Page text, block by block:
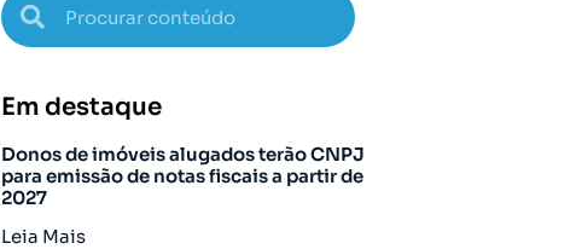
Em destaque
Donos de imóveis alugados terão CNPJ
para emissão de notas fiscais a partir de
2027
Leia Mais